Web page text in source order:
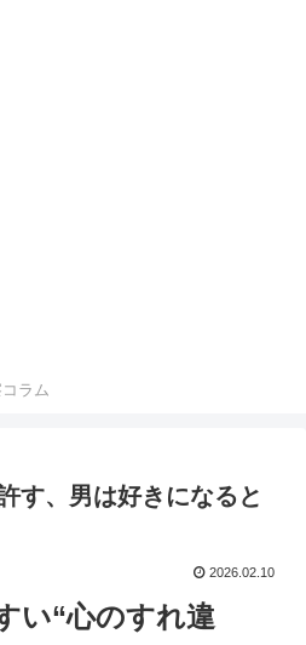
ラム
す、男は好きになると
2026.02.10
い“心のすれ違